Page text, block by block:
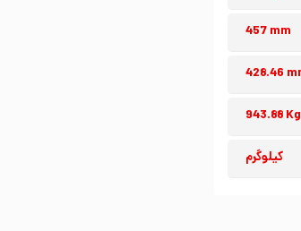
457 mm
428.46
943.88 Kg
کیلوگرم